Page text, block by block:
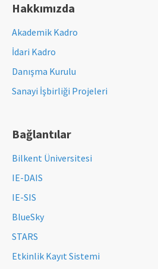
Hakkımızda
Akademik Kadro
İdari Kadro
Danışma Kurulu
Sanayi İşbirliği Projeleri
Bağlantılar
Bilkent Üniversitesi
IE-DAIS
IE-SIS
BlueSky
STARS
Etkinlik Kayıt Sistemi